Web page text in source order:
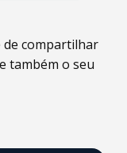
de compartilhar
também o seu